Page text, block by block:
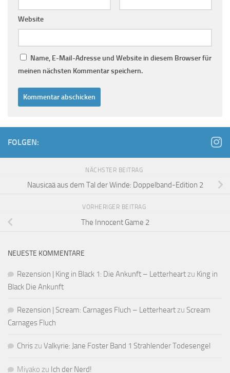
Website
Name, E-Mail-Adresse und Website in diesem Browser für
meinen nächsten Kommentar speichern.
FOLGEN:
NÄCHSTER BEITRAG
Nausicaä aus dem Tal der Winde: Doppelband-Edition 2
VORHERIGER BEITRAG
The Innocent Game 2
NEUESTE KOMMENTARE
Rezension | King in Black 1: Die Ankunft – Letterheartzu King in
Black Die Ankunft
Rezension | Scream: Carnages Fluch – Letterheartzu Scream
Carnages Fluch
Chriszu Valkyrie: Jane Foster Band 1 Strahlender Todesengel
Miyako zu Ich der Nerd!